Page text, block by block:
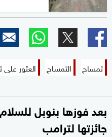
تمساح التمساح العثور
بعد فوزها بنوبل
جائزتها لترامب